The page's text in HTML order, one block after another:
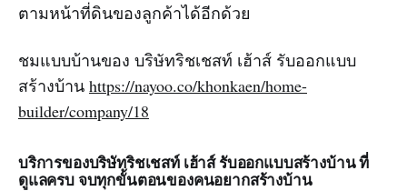
ตามหน้าที่ดินของลูกค้าได้อีกด้วย
ชมแบบบ้านของ บริษัทริชเชสท์ เฮ้าส์ รับออกแบบ
สร้างบ้าน https://nayoo.co/khonkaen/home-
builder/company/18
บริการของบริษัทริชเชสท์ เฮ้าส์ รับออกแบบสร้างบ้าน ที่
ดูแลครบ จบทุกขั้นตอนของคนอยากสร้างบ้าน